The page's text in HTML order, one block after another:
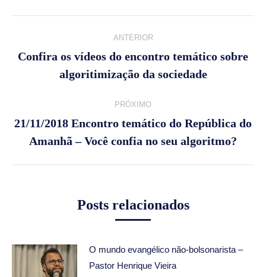
de
ANTERIOR
anterior:
Confira os vídeos do encontro temático sobre
algoritimização da sociedade
PRÓXIMO
post:
21/11/2018 Encontro temático do República do
Amanhã – Você confia no seu algoritmo?
Posts relacionados
O mundo evangélico não-bolsonarista –
Pastor Henrique Vieira